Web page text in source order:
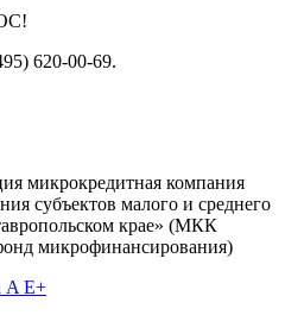
620-00-69.
микрокредитная компания
субъектов малого и среднего
крае» (МКК
микрофинансирования)
A E+